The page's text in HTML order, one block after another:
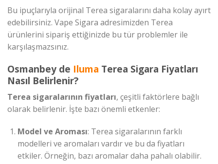
Bu ipuçlarıyla orijinal Terea sigaralarını daha kolay ayırt
edebilirsiniz. Vape Sigara adresimizden Terea
ürünlerini sipariş ettiğinizde bu tür problemler ile
karşılaşmazsınız.
Osmanbey de Iluma Terea Sigara Fiyatları
Nasıl Belirlenir?
Terea sigaralarının fiyatları, çeşitli faktörlere bağlı
olarak belirlenir. İşte bazı önemli etkenler:
Model ve Aroması: Terea sigaralarının farklı
modelleri ve aromaları vardır ve bu da fiyatları
etkiler. Örneğin, bazı aromalar daha pahalı olabilir.